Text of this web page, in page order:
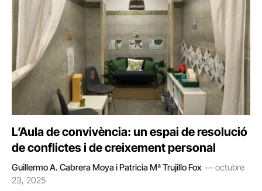
L’Aula de convivència: un espai de resolució
de conflictes i de creixement personal
Guillermo A. Cabrera Moya i Patricia Mª Trujillo Fox
octubre
23, 2025